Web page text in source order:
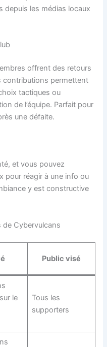
depuis les médias locaux
offrent des retours
contributions permettent
tactiques ou
de l’équipe. Parfait pour
une défaite.
et vous pouvez
pour réagir à une info ou
y est constructive
Cybervulcans
Public visé
le
Tous les
supporters